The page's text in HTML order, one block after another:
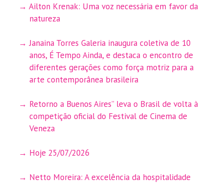
Ailton Krenak: Uma voz necessária em favor da
natureza
Janaina Torres Galeria inaugura coletiva de 10
anos, É Tempo Ainda, e destaca o encontro de
diferentes gerações como força motriz para a
arte contemporânea brasileira
Retorno a Buenos Aires” leva o Brasil de volta à
competição oficial do Festival de Cinema de
Veneza
Hoje 25/07/2026
Netto Moreira: A excelência da hospitalidade